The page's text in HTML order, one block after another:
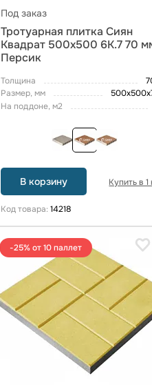
Под заказ
Тротуарная плитка Сиян
Квадрат 500x500 6К.7 70
Персик
Толщина
Размер, мм
На поддоне, м2
В корзину Купить в 1
Код товара:14218
-25% от 10 паллет